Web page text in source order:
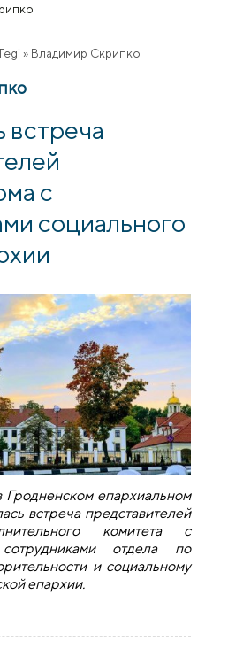
» Владимир Скрипко
встреча
с
социального
Гродненском епархиальном
встреча представителей
комитета с
отдела по
и социальному
епархии.
с сотрудниками